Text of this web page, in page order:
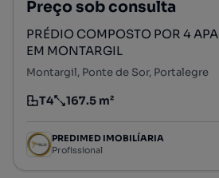
Preço sob consulta
PRÉDIO COMPOSTO POR 4
EM MONTARGIL
Montargil, Ponte de Sor, Portalegre
Tipologia
T4
Preço por metro quadrado
167.5 m²
PREDIMED IMOBILÍARIA
Profissional